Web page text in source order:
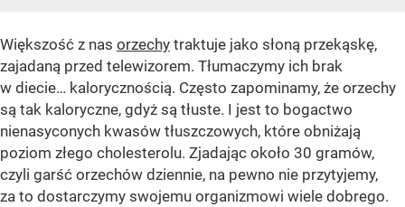
Większość z nas orzechy traktuje jako słoną przekąskę,
zajadaną przed telewizorem. Tłumaczymy ich brak
w diecie… kalorycznością. Często zapominamy, że orzechy
są tak kaloryczne, gdyż są tłuste. I jest to bogactwo
nienasyconych kwasów tłuszczowych, które obniżają
poziom złego cholesterolu. Zjadając około 30 gramów,
czyli garść orzechów dziennie, na pewno nie przytyjemy,
za to dostarczymy swojemu organizmowi wiele dobrego.